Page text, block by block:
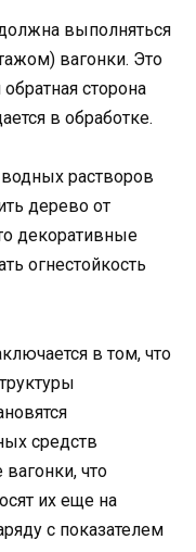
выполняться
вагонки. Это
сторона
в обработке.
растворов
дерево от
декоративные
огнестойкость
в том, что
средств
что
их еще на
с показателем